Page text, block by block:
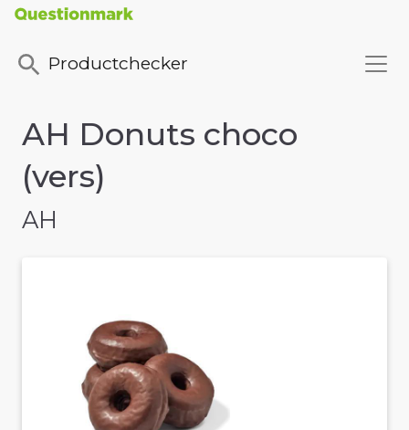
Productchecker
AH Donuts choco
(vers)
AH